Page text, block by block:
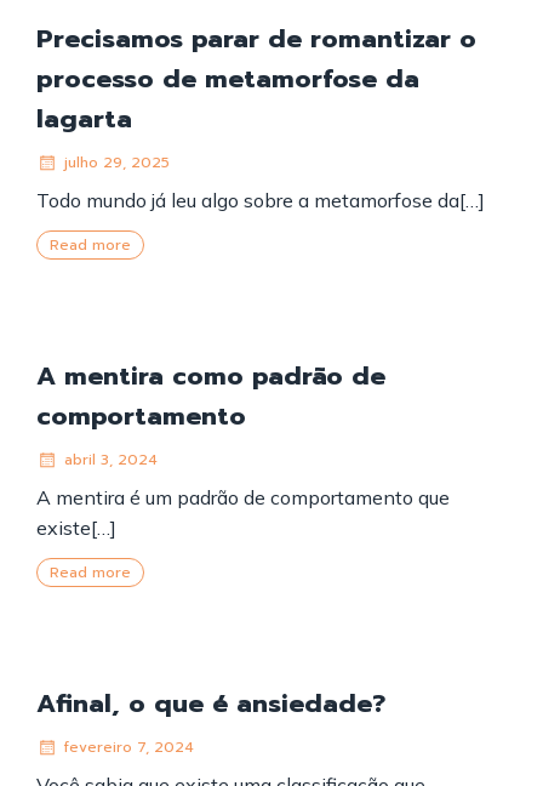
Precisamos parar de romantizar o
processo de metamorfose da
lagarta
julho 29, 2025
Todo mundo já leu algo sobre a metamorfose da[…]
Read more
A mentira como padrão de
comportamento
abril 3, 2024
A mentira é um padrão de comportamento que
existe[…]
Read more
Afinal, o que é ansiedade?
fevereiro 7, 2024